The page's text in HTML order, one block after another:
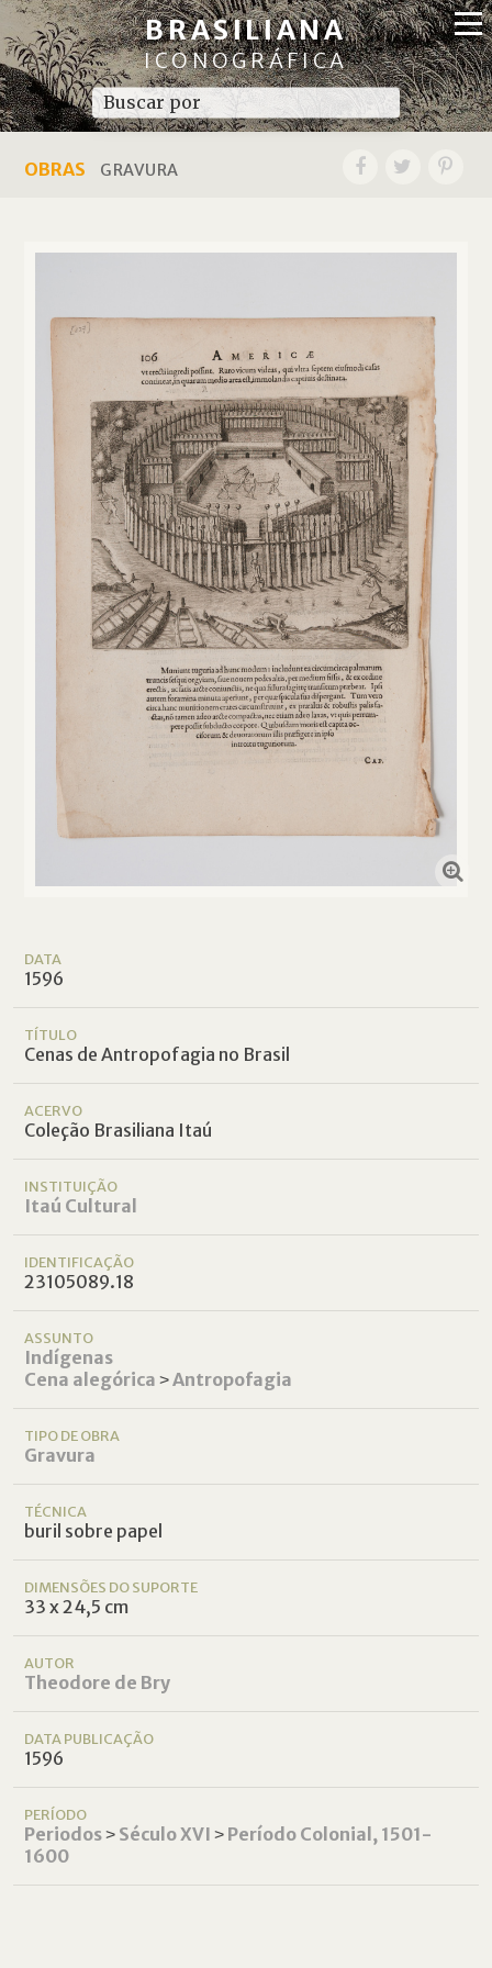
BRASILIANA
ICONOGRÁFICA
OBRAS GRAVURA
DATA
1596
TÍTULO
Cenas de Antropofagia no Brasil
ACERVO
Coleção Brasiliana Itaú
INSTITUIÇÃO
Itaú Cultural
IDENTIFICAÇÃO
23105089.18
ASSUNTO
Indígenas
Cena alegórica ˃Antropofagia
TIPO DE OBRA
Gravura
TÉCNICA
buril sobre papel
DIMENSÕES DO SUPORTE
33 x 24,5 cm
AUTOR
Theodore de Bry
DATA PUBLICAÇÃO
1596
PERÍODO
Periodos˃ Século XVI ˃ Período Colonial, 1501-
1600